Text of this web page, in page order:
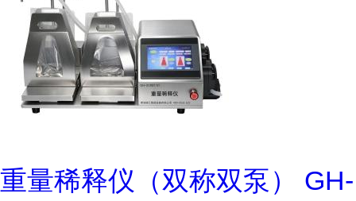
重量稀释仪（双称双泵） GH-